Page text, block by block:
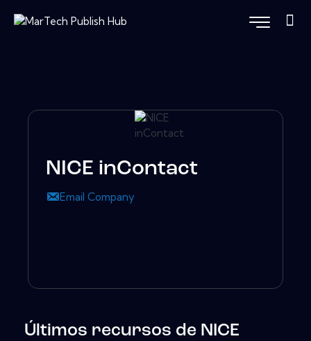
NICE inContact
Email Company
Últimos recursos de NICE